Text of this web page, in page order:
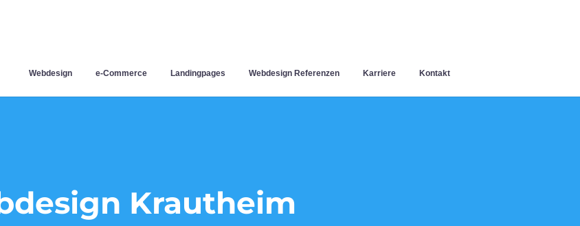
Webdesign e-Commerce Landingpages Webdesign Referenzen Karriere Kontakt
Krautheim